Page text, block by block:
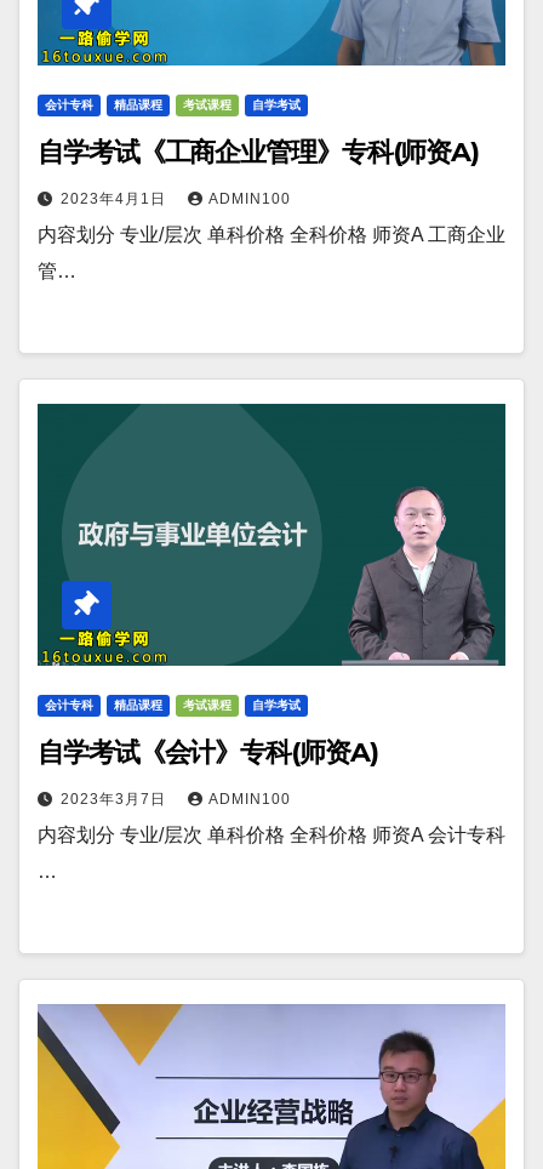
会计专科 精品课程 考试课程 自学考试
自学考试《工商企业管理》专科(师资A)
2023年4月1日 ADMIN100
内容划分 专业/层次 单科价格 全科价格 师资A 工商企业
管…
会计专科 精品课程 考试课程 自学考试
自学考试《会计》专科(师资A)
2023年3月7日 ADMIN100
内容划分 专业/层次 单科价格 全科价格 师资A 会计专科
…